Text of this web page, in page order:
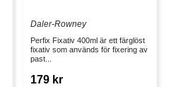
Daler-Rowney
Perfix Fixativ 400ml är ett färglöst
fixativ som används för fixering av
past...
179 kr